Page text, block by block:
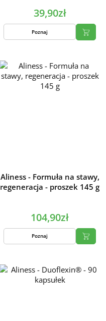
39,90zł
Poznaj
Aliness - Formuła na stawy,
regeneracja - proszek 145 g
104,90zł
Poznaj